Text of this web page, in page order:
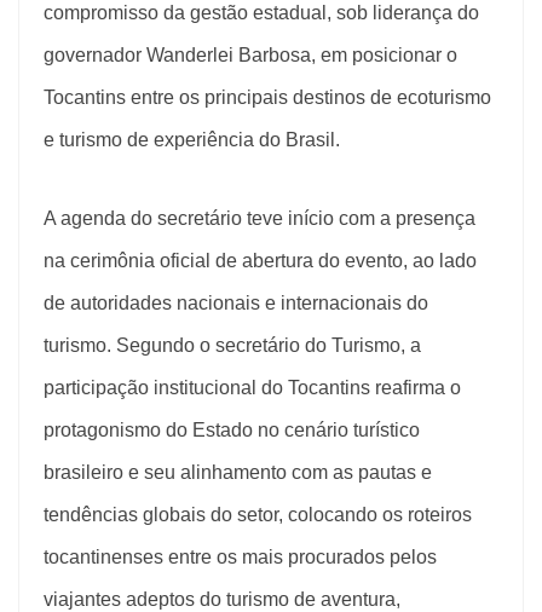
compromisso da gestão estadual, sob liderança do
governador Wanderlei Barbosa, em posicionar o
Tocantins entre os principais destinos de ecoturismo
e turismo de experiência do Brasil.
A agenda do secretário teve início com a presença
na cerimônia oficial de abertura do evento, ao lado
de autoridades nacionais e internacionais do
turismo. Segundo o secretário do Turismo, a
participação institucional do Tocantins reafirma o
protagonismo do Estado no cenário turístico
brasileiro e seu alinhamento com as pautas e
tendências globais do setor, colocando os roteiros
tocantinenses entre os mais procurados pelos
viajantes adeptos do turismo de aventura,